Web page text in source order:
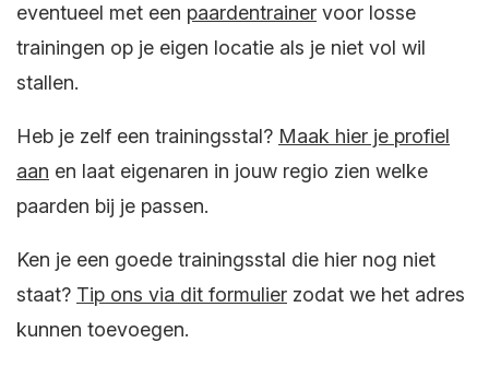
eventueel met een paardentrainer voor losse
trainingen op je eigen locatie als je niet vol wil
stallen.
Heb je zelf een trainingsstal? Maak hier je profiel
aan en laat eigenaren in jouw regio zien welke
paarden bij je passen.
Ken je een goede trainingsstal die hier nog niet
staat? Tip ons via dit formulier zodat we het adres
kunnen toevoegen.